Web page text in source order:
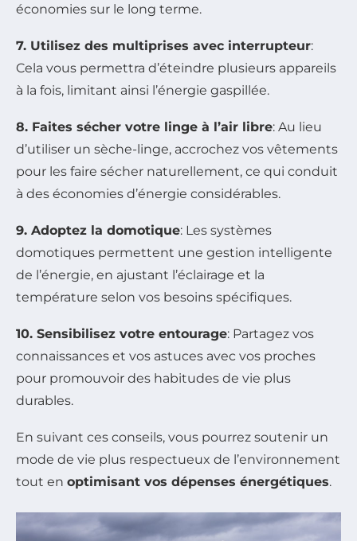
économies sur le long terme.
7. Utilisez des multiprises avec interrupteur:
Cela vous permettra d’éteindre plusieurs appareils
à la fois, limitant ainsi l’énergie gaspillée.
8. Faites sécher votre linge à l’air libre: Au lieu
d’utiliser un sèche-linge, accrochez vos vêtements
pour les faire sécher naturellement, ce qui conduit
à des économies d’énergie considérables.
9. Adoptez la domotique: Les systèmes
domotiques permettent une gestion intelligente
de l’énergie, en ajustant l’éclairage et la
température selon vos besoins spécifiques.
10. Sensibilisez votre entourage: Partagez vos
connaissances et vos astuces avec vos proches
pour promouvoir des habitudes de vie plus
durables.
En suivant ces conseils, vous pourrez soutenir un
mode de vie plus respectueux de l’environnement
tout en optimisant vos dépenses énergétiques.